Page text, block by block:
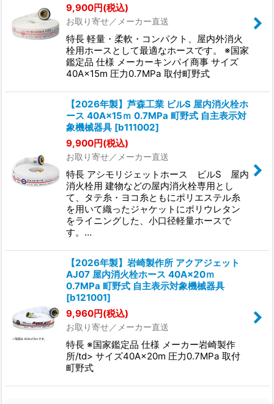
9,900円(税込)
お取り寄せ／メーカー直送
特長 軽量・柔軟・コンパクト、屋内外消火
栓用ホースとして最適なホースです。 ※国家
鑑定品 仕様 メーカーキンパイ商事 サイズ
40A×15m 圧力0.7MPa 取付町野式
【2026年製】芦森工業 ビルS 屋内消火栓ホ
ース 40A×15ｍ 0.7MPa 町野式 自主表示対
象機械器具 [b111002]
9,900円(税込)
お取り寄せ／メーカー直送
特長 アシモリジェットホース ビルS 屋内
消火栓用 建物などの屋内消火栓専用とし
て、タテ糸・ヨコ糸ともにポリエステル糸
を用いて織ったジャケットにポリウレタン
をライニングした、小口径軽量ホースで
す。…
【2026年製】岩崎製作所 アクアジェット
AJ07 屋内消火栓ホース 40A×20ｍ
0.7MPa 町野式 自主表示対象機械器具
[b121001]
9,960円(税込)
お取り寄せ／メーカー直送
特長 ※国家鑑定品 仕様 メーカー岩崎製作
所/td> サイズ40A×20m 圧力0.7MPa 取付
町野式